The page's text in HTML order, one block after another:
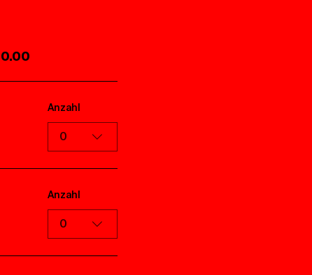
Anzahl
0
Anzahl
0